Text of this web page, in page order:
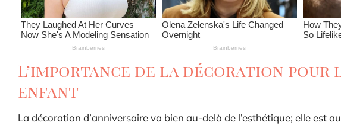
L’importance de la décoration pour
enfant
La décoration d’anniversaire va bien au-delà de l’esthétique; elle est